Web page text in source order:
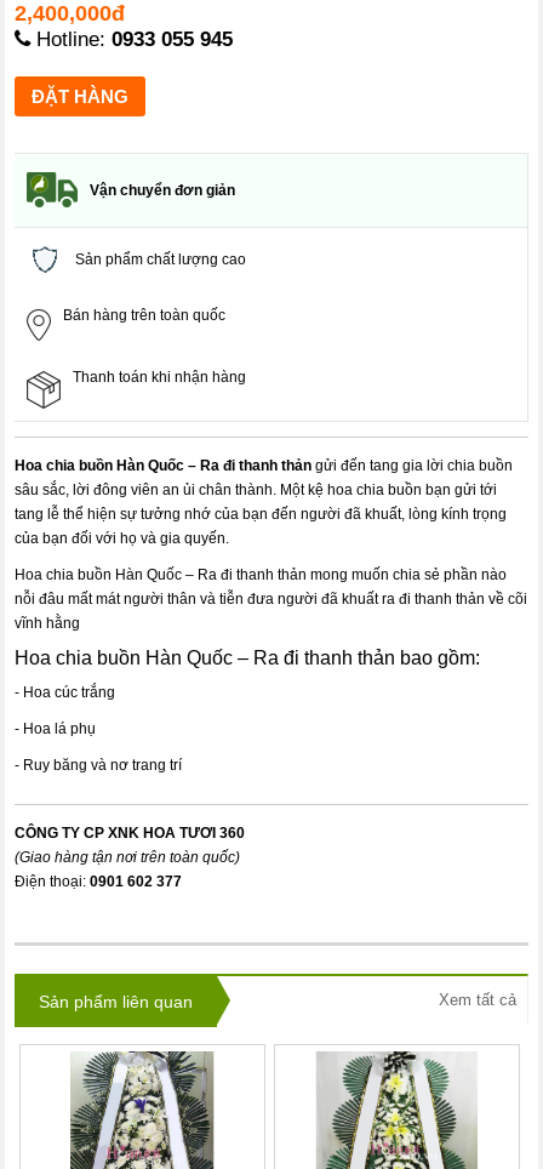
2,400,000đ
Hotline:0933 055 945
Vận chuyển đơn giản
Sản phẩm chất lượng cao
Bán hàng trên toàn quốc
Thanh toán khi nhận hàng
Hoa chia buồn Hàn Quốc – Ra đi thanh thảngửi đến tang gia lời chia buồn
sâu sắc, lời đông viên an ủi chân thành. Một kệ hoa chia buồn bạn gửi tới
tang lễ thể hiện sự tưởng nhớ của bạn đến người đã khuất, lòng kính trọng
của bạn đối với họ và gia quyến.
Hoa chia buồn Hàn Quốc – Ra đi thanh thản mong muốn chia sẻ phần nào
nỗi đâu mất mát người thân và tiễn đưa người đã khuất ra đi thanh thản về cõi
vĩnh hằng
Hoa chia buồn Hàn Quốc – Ra đi thanh thản bao gồm:
- Hoa cúc trắng
- Hoa lá phụ
- Ruy băng và nơ trang trí
CÔNG TY CP XNK HOA TƯƠI 360
(Giao hàng tận nơi trên toàn quốc)
Điện thoại:0901 602 377
Sản phẩm liên quan Xem tất cả